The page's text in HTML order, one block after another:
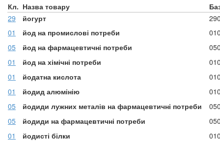
Кл. Назва товару
29
йогурт
01
йод на промислові потреби
05
йод на фармацевтичні потреби
01
йод на хімічні потреби
01
йодатна кислота
01
йодид алюмінію
05
йодиди лужних металів на фармацевтичні потреби
05
йодиди на фармацевтичні потреби
01
йодисті білки